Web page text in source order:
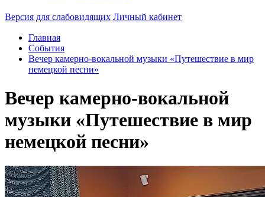
Версия для слабовидящих Личный кабинет
Главная
События
Вечер камерно-вокальной музыки «Путешествие в мир
немецкой песни»
Вечер камерно-вокальной
музыки «Путешествие в мир
немецкой песни»